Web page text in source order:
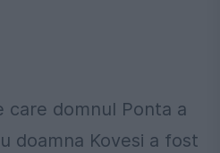
care domnul Ponta a
doamna Kovesi a fost